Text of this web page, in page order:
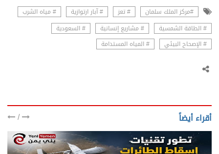
#مركز الملك سلمان # تعز # آبار ارتوازية
# مياه الشرب
# الطاقة الشمسية
# مشاريع إنسانية
# السعودية
# الإصحاح البيئي
# المياه المستدامة
أقراء أيضاً /